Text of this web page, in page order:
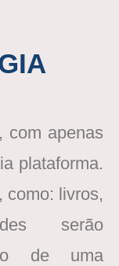
com apenas
plataforma.
como: livros,
serão
de uma